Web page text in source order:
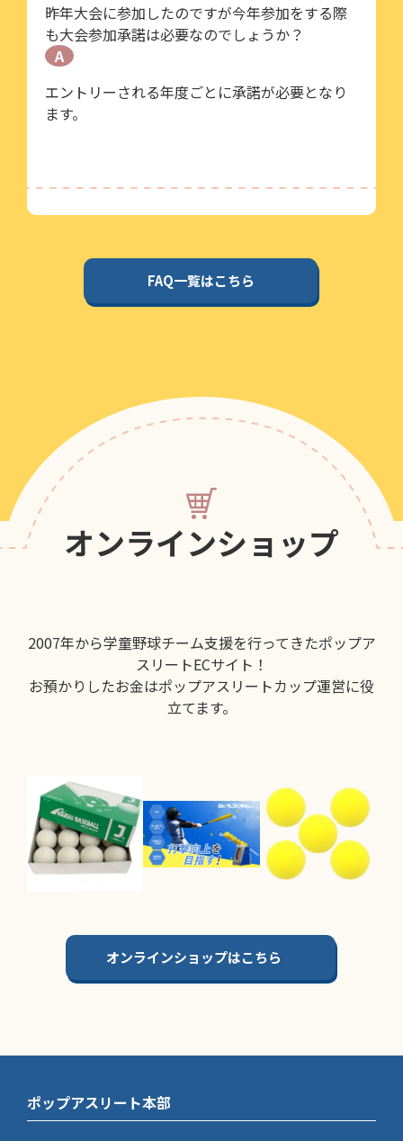
昨年大会に参加したのですが今年参加をする際
も大会参加承諾は必要なのでしょうか？
A
エントリーされる年度ごとに承諾が必要となり
ます。
FAQ一覧はこちら
オンラインショップ
2007年から学童野球チーム支援を行ってきたポップア
スリートECサイト！
お預かりしたお金はポップアスリートカップ運営に役
立てます。
オンラインショップはこちら
ポップアスリート本部